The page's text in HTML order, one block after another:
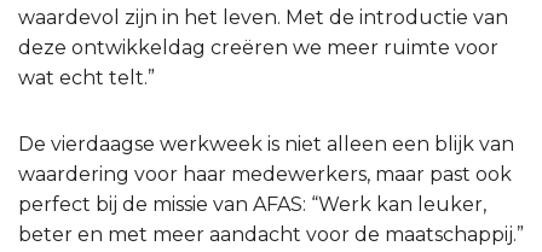
waardevol zijn in het leven. Met de introductie van
deze ontwikkeldag creëren we meer ruimte voor
wat echt telt.”
De vierdaagse werkweek is niet alleen een blijk van
waardering voor haar medewerkers, maar past ook
perfect bij de missie van AFAS: “Werk kan leuker,
beter en met meer aandacht voor de maatschappij.”